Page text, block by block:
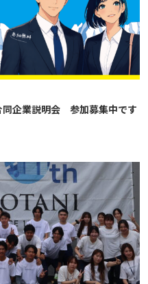
同企業説明会 参加募集中です